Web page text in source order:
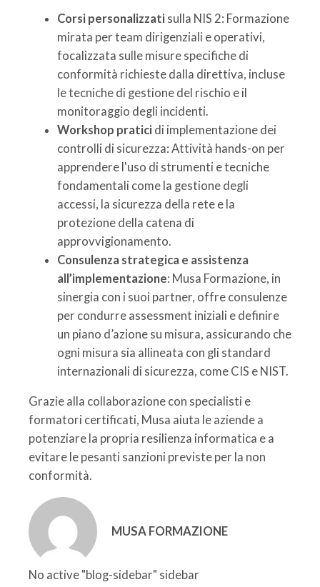
Corsi personalizzati sulla NIS 2: Formazione
mirata per team dirigenziali e operativi,
focalizzata sulle misure specifiche di
conformità richieste dalla direttiva, incluse
le tecniche di gestione del rischio e il
monitoraggio degli incidenti.
Workshop pratici di implementazione dei
controlli di sicurezza: Attività hands-on per
apprendere l'uso di strumenti e tecniche
fondamentali come la gestione degli
accessi, la sicurezza della rete e la
protezione della catena di
approvvigionamento.
Consulenza strategica e assistenza
all’implementazione: Musa Formazione, in
sinergia con i suoi partner, offre consulenze
per condurre assessment iniziali e definire
un piano d’azione su misura, assicurando che
ogni misura sia allineata con gli standard
internazionali di sicurezza, come CIS e NIST.
Grazie alla collaborazione con specialisti e
formatori certificati, Musa aiuta le aziende a
potenziare la propria resilienza informatica e a
evitare le pesanti sanzioni previste per la non
conformità.
MUSA FORMAZIONE
No active "blog-sidebar" sidebar